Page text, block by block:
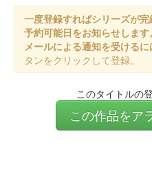
一度登録すればシリーズが
予約可能日をお知らせします。
メールによる通知を受けるに
タンをクリックして登録。
このタイトルの
この作品をア